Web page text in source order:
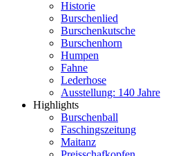
Historie
Burschenlied
Burschenkutsche
Burschenhorn
Humpen
Fahne
Lederhose
Ausstellung: 140 Jahre
Highlights
Burschenball
Faschingszeitung
Maitanz